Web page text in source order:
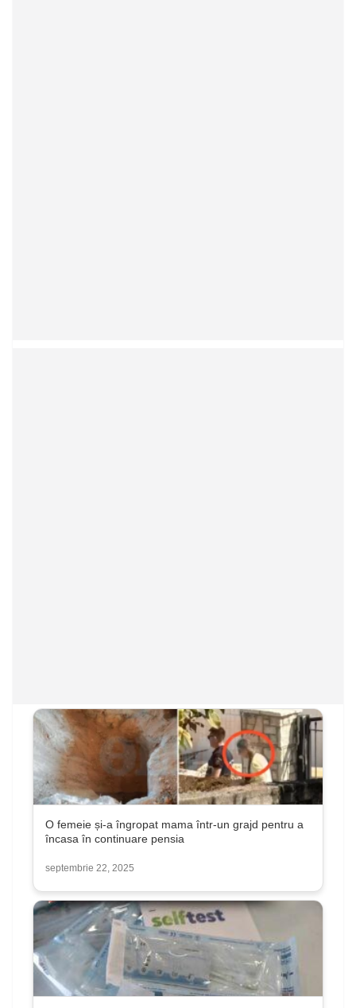
O femeie și-a îngropat mama într-un grajd pentru a
încasa în continuare pensia
septembrie 22, 2025